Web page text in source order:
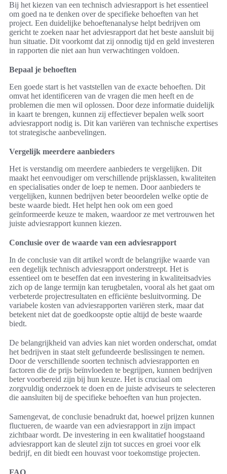
Bij het kiezen van een technisch adviesrapport is het essentieel
om goed na te denken over de specifieke behoeften van het
project. Een duidelijke behoeftenanalyse helpt bedrijven om
gericht te zoeken naar het adviesrapport dat het beste aansluit bij
hun situatie. Dit voorkomt dat zij onnodig tijd en geld investeren
in rapporten die niet aan hun verwachtingen voldoen.
Bepaal je behoeften
Een goede start is het vaststellen van de exacte behoeften. Dit
omvat het identificeren van de vragen die men heeft en de
problemen die men wil oplossen. Door deze informatie duidelijk
in kaart te brengen, kunnen zij effectiever bepalen welk soort
adviesrapport nodig is. Dit kan variëren van technische expertises
tot strategische aanbevelingen.
Vergelijk meerdere aanbieders
Het is verstandig om meerdere aanbieders te vergelijken. Dit
maakt het eenvoudiger om verschillende prijsklassen, kwaliteiten
en specialisaties onder de loep te nemen. Door aanbieders te
vergelijken, kunnen bedrijven beter beoordelen welke optie de
beste waarde biedt. Het helpt hen ook om een goed
geïnformeerde keuze te maken, waardoor ze met vertrouwen het
juiste adviesrapport kunnen kiezen.
Conclusie over de waarde van een adviesrapport
In de conclusie van dit artikel wordt de belangrijke waarde van
een degelijk technisch adviesrapport onderstreept. Het is
essentieel om te beseffen dat een investering in kwaliteitsadvies
zich op de lange termijn kan terugbetalen, vooral als het gaat om
verbeterde projectresultaten en efficiënte besluitvorming. De
variabele kosten van adviesrapporten variëren sterk, maar dat
betekent niet dat de goedkoopste optie altijd de beste waarde
biedt.
De belangrijkheid van advies kan niet worden onderschat, omdat
het bedrijven in staat stelt gefundeerde beslissingen te nemen.
Door de verschillende soorten technisch adviesrapporten en
factoren die de prijs beïnvloeden te begrijpen, kunnen bedrijven
beter voorbereid zijn bij hun keuze. Het is cruciaal om
zorgvuldig onderzoek te doen en de juiste adviseurs te selecteren
die aansluiten bij de specifieke behoeften van hun projecten.
Samengevat, de conclusie benadrukt dat, hoewel prijzen kunnen
fluctueren, de waarde van een adviesrapport in zijn impact
zichtbaar wordt. De investering in een kwalitatief hoogstaand
adviesrapport kan de sleutel zijn tot succes en groei voor elk
bedrijf, en dit biedt een houvast voor toekomstige projecten.